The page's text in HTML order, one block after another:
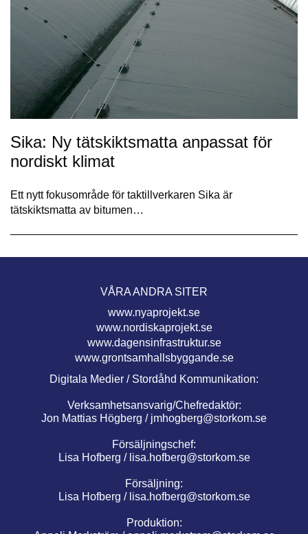
Sika: Ny tätskiktsmatta anpassat för
nordiskt klimat
Ett nytt fokusområde för taktillverkaren Sika är
tätskiktsmatta av bitumen…
VÅRA ANDRA SITER
www.nyaprojekt.se
www.nordiskaprojekt.se
www.dagensinfrastruktur.se
www.grontsamhallsbyggande.se
Digitala Medier / Stordåhd Kommunikation:
Verksamhetsansvarig/Chefredaktör:
Jon Mattias Högberg / jmhogberg@storkom.se
Försäljningschef:
Lisa Hofberg / lisa.hofberg@storkom.se
Försäljning:
Lisa Hofberg / lisa.hofberg@storkom.se
Produktion: